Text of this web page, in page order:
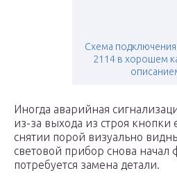
Схема
2114 в хорошем
Иногда аварийная
из-за выхода из строя
снятии порой визуально
световой прибор снова начал
потребуется замена детали.